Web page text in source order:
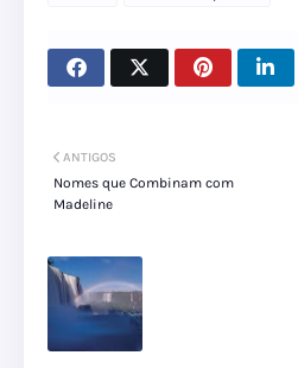
ANTIGOS
Nomes que Combinam com
Madeline